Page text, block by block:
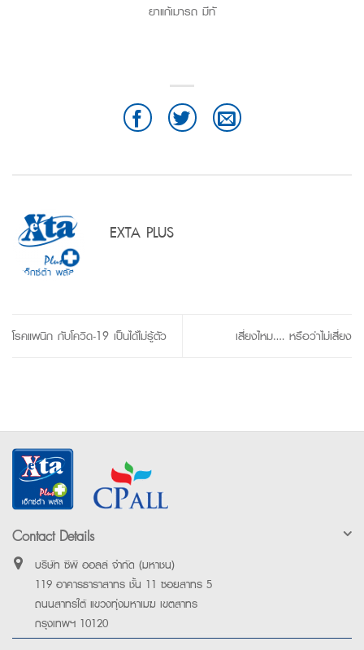
ยาแก้เมารถ มีทั
EXTA PLUS
โรคแพนิก กับโควิด-19 เป็นได้ไม่รู้ตัว เสี่ยงไหม…. หรือว่าไม่เสี่ยง
Contact Details
บริษัท ซีพี ออลล์ จำกัด (มหาชน)
119 อาคารธาราสาทร ชั้น 11 ซอยสาทร 5
ถนนสาทรใต้ แขวงทุ่งมหาเมฆ เขตสาทร
กรุงเทพฯ 10120